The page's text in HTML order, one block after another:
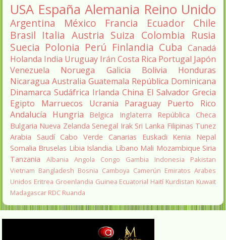
USA España Alemania Reino Unido
Argentina México Francia Ecuador
Chile
Brasil Italia Austria Suiza Colombia Rusia
Suecia Polonia Perú Finlandia Cuba Canadá
Holanda India Uruguay Irán Costa Rica Portugal Japón
Venezuela
Noruega Galicia Bolivia
Honduras
Nicaragua Australia Guatemala República Dominicana
Dinamarca Sudáfrica Irlanda China El Salvador Grecia
Egipto
Marruecos Ucrania Paraguay
Puerto Rico
Andalucía
Hungria Belgica Inglaterra
República Checa
Bulgaria Nueva Zelanda Senegal Irak Sri Lanka Filipinas Tunez
Arabia Saudí Cabo Verde Canarias Euskadi Kenia
Nepal
Somalia Bruselas Libia Islandia. Líbano Mali Mozambique Siria
Tanzania
Albania Angola Congo Gambia Indonesia
Pakistan
Vietnam Bangladesh Bosnia Camboya Camerún Emiratos Arabes
Unidos Eritrea Groenlandia Guinea Ecuatorial Haití Kurdistan Kuwait
Madagascar RDC Ruanda